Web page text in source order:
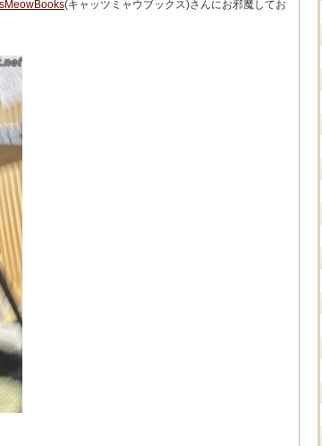
(キャッツミャウブックス)さんにお邪魔してお